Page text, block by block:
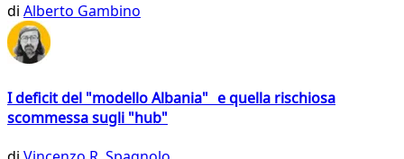
di Alberto Gambino
I deficit del "modello Albania" e quella rischiosa
scommessa sugli "hub"